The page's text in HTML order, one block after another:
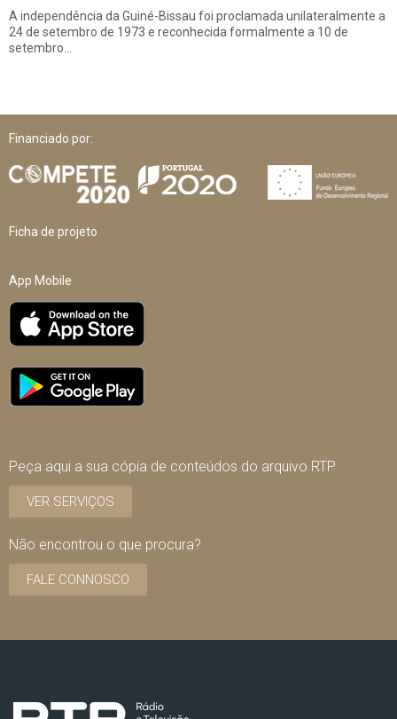
A independência da Guiné-Bissau foi proclamada unilateralmente a
24 de setembro de 1973 e reconhecida formalmente a 10 de
setembro…
Financiado por:
Ficha de projeto
App Mobile
Peça aqui a sua cópia de conteúdos do arquivo RTP
VER SERVIÇOS
Não encontrou o que procura?
FALE CONNOSCO